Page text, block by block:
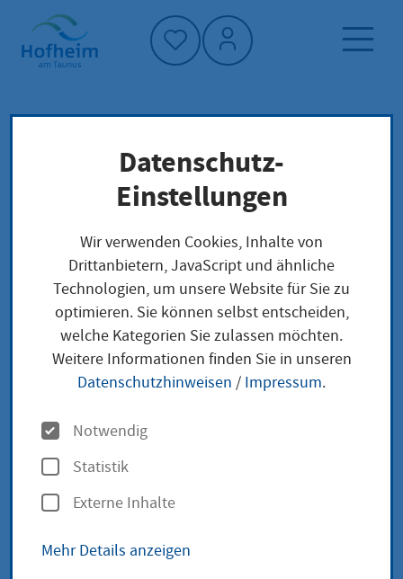
Startseite"
Klimaschutz und Umwelt
Klimaziel und Strategie
Kommunale Wärmeplanung
Kommunale
Wärmeplanung
Digitaler Sanierungsberater
„heatfind“ – exklusiv für
Hofheimer Bürgerinnen und
Bürger
Datenschutz-
Einstellungen
Wir verwenden Cookies, Inhalte von
Drittanbietern, JavaScript und ähnliche
Technologien, um unsere Website für Sie zu
optimieren. Sie können selbst entscheiden,
welche Kategorien Sie zulassen möchten.
Weitere Informationen finden Sie in unseren
Datenschutzhinweisen / Impressum.
O
p
t
i
Notwendig
Statistik
Externe Inhalte
Mehr Details anzeigen